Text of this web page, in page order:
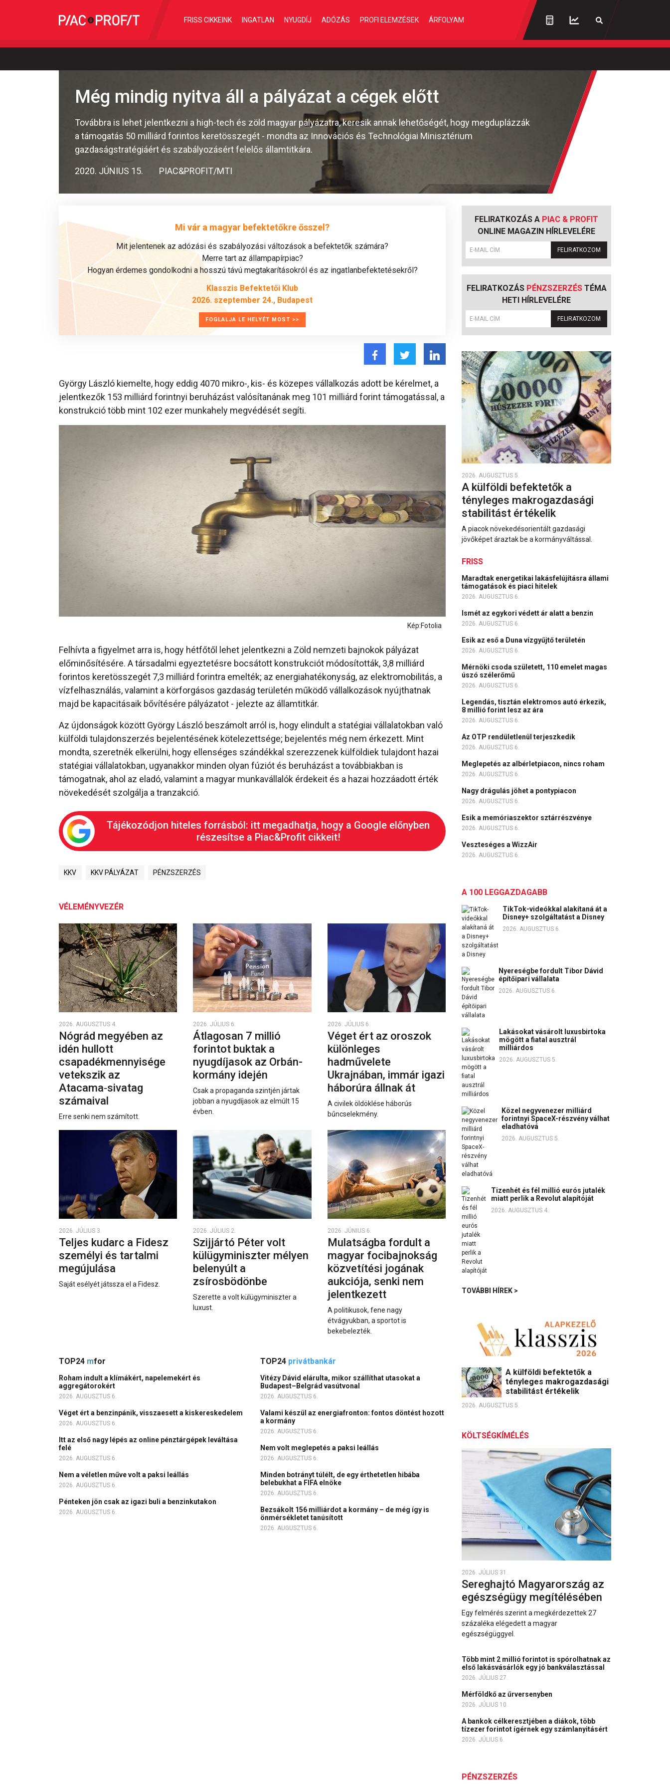
FRISS CIKKEINK INGATLAN NYUGDÍJ ADÓZÁS PROFI ELEMZÉSEK ÁRFOLYAM
Még mindig nyitva áll a pályázat a cégek előtt
Továbbra is lehet jelentkezni a high-tech és zöld magyar pályázatra, keresik annak lehetőségét, hogy megduplázzák
a támogatás 50 milliárd forintos keretösszegét - mondta az Innovációs és Technológiai Minisztérium
gazdaságstratégiáért és szabályozásért felelős államtitkára.
2020. JÚNIUS 15. PIAC&PROFIT/MTI
Mi vár a magyar befektetőkre ősszel?
Mit jelentenek az adózási és szabályozási változások a befektetők számára?
Merre tart az állampapírpiac?
Hogyan érdemes gondolkodni a hosszú távú megtakarításokról és az ingatlanbefektetésekről?
Klasszis Befektetői Klub
2026. szeptember 24., Budapest
FOGLALJA LE HELYÉT MOST >>
György László kiemelte, hogy eddig 4070 mikro-, kis- és közepes vállalkozás adott be kérelmet, a
jelentkezők 153 milliárd forintnyi beruházást valósítanának meg 101 milliárd forint támogatással, a
konstrukció több mint 102 ezer munkahely megvédését segíti.
Kép:Fotolia
Felhívta a figyelmet arra is, hogy hétfőtől lehet jelentkezni a Zöld nemzeti bajnokok pályázat
előminősítésére. A társadalmi egyeztetésre bocsátott konstrukciót módosították, 3,8 milliárd
forintos keretösszegét 7,3 milliárd forintra emelték; az energiahatékonyság, az elektromobilitás, a
vízfelhasználás, valamint a körforgásos gazdaság területén működő vállalkozások nyújthatnak
majd be kapacitásaik bővítésére pályázatot - jelezte az államtitkár.
Az újdonságok között György László beszámolt arról is, hogy elindult a statégiai vállalatokban való
külföldi tulajdonszerzés bejelentésének kötelezettsége; bejelentés még nem érkezett. Mint
mondta, szeretnék elkerülni, hogy ellenséges szándékkal szerezzenek külföldiek tulajdont hazai
statégiai vállalatokban, ugyanakkor minden olyan fúziót és beruházást a továbbiakban is
támogatnak, ahol az eladó, valamint a magyar munkavállalók érdekeit és a hazai hozzáadott érték
növekedését szolgálja a tranzakció.
Tájékozódjon hiteles forrásból: itt megadhatja, hogy a Google előnyben
részesítse a Piac&Profit cikkeit!
KKV KKV PÁLYÁZAT PÉNZSZERZÉS
VÉLEMÉNYVEZÉR
2026. AUGUSZTUS 4.
Nógrád megyében az
idén hullott
csapadékmennyisége
vetekszik az
Atacama‑sivatag
számaival
Erre senki nem számított.
2026. JÚLIUS 6.
Átlagosan 7 millió
forintot buktak a
nyugdíjasok az Orbán-
kormány idején
Csak a propaganda szintjén jártak
jobban a nyugdíjasok az elmúlt 15
évben.
2026. JÚLIUS 6.
Véget ért az oroszok
különleges
hadművelete
Ukrajnában, immár igazi
háborúra állnak át
A civilek öldöklése háborús
bűncselekmény.
2026. JÚLIUS 3.
Teljes kudarc a Fidesz
személyi és tartalmi
megújulása
Saját esélyét játssza el a Fidesz.
2026. JÚLIUS 2.
Szijjártó Péter volt
külügyminiszter mélyen
belenyúlt a
zsírosbödönbe
Szerette a volt külügyminiszter a
luxust.
2026. JÚNIUS 6.
Mulatságba fordult a
magyar focibajnokság
közvetítési jogának
aukciója, senki nem
jelentkezett
A politikusok, fene nagy
étvágyukban, a sportot is
bekebelezték.
TOP24 mfor
Roham indult a klímákért, napelemekért és
aggregátorokért
2026. AUGUSZTUS 6.
Véget ért a benzinpánik, visszaesett a kiskereskedelem
2026. AUGUSZTUS 6.
Itt az első nagy lépés az online pénztárgépek leváltása
felé
2026. AUGUSZTUS 6.
Nem a véletlen műve volt a paksi leállás
2026. AUGUSZTUS 6.
Pénteken jön csak az igazi buli a benzinkutakon
2026. AUGUSZTUS 6.
TOP24 privátbankár
Vitézy Dávid elárulta, mikor szállíthat utasokat a
Budapest–Belgrád vasútvonal
2026. AUGUSZTUS 6.
Valami készül az energiafronton: fontos döntést hozott
a kormány
2026. AUGUSZTUS 6.
Nem volt meglepetés a paksi leállás
2026. AUGUSZTUS 6.
Minden botrányt túlélt, de egy érthetetlen hibába
belebukhat a FIFA elnöke
2026. AUGUSZTUS 6.
Bezsákolt 156 milliárdot a kormány – de még így is
önmérsékletet tanúsított
2026. AUGUSZTUS 6.
FELIRATKOZÁS A PIAC & PROFIT
ONLINE MAGAZIN HÍRLEVELÉRE
FELIRATKOZOM
FELIRATKOZÁS PÉNZSZERZÉSTÉMA
HETI HÍRLEVELÉRE
FELIRATKOZOM
2026. AUGUSZTUS 5.
A külföldi befektetők a
tényleges makrogazdasági
stabilitást értékelik
A piacok növekedésorientált gazdasági
jövőképet áraztak be a kormányváltással.
FRISS
Maradtak energetikai lakásfelújításra állami
támogatások és piaci hitelek
2026. AUGUSZTUS 6.
Ismét az egykori védett ár alatt a benzin
2026. AUGUSZTUS 6.
Esik az eső a Duna vízgyűjtő területén
2026. AUGUSZTUS 6.
Mérnöki csoda született, 110 emelet magas
úszó szélerőmű
2026. AUGUSZTUS 6.
Legendás, tisztán elektromos autó érkezik,
8 millió forint lesz az ára
2026. AUGUSZTUS 6.
Az OTP rendületlenül terjeszkedik
2026. AUGUSZTUS 6.
Meglepetés az albérletpiacon, nincs roham
2026. AUGUSZTUS 6.
Nagy drágulás jöhet a pontypiacon
2026. AUGUSZTUS 6.
Esik a memóriaszektor sztárrészvénye
2026. AUGUSZTUS 6.
Veszteséges a WizzAir
2026. AUGUSZTUS 6.
A 100 LEGGAZDAGABB
TikTok-videókkal alakítaná át a
Disney+ szolgáltatást a Disney
2026. AUGUSZTUS 6.
Nyereségbe fordult Tibor Dávid
építőipari vállalata
2026. AUGUSZTUS 6.
Lakásokat vásárolt luxusbirtoka
mögött a fiatal ausztrál
milliárdos
2026. AUGUSZTUS 5.
Közel negyvenezer milliárd
forintnyi SpaceX-részvény válhat
eladhatóvá
2026. AUGUSZTUS 5.
Tizenhét és fél millió eurós jutalék
miatt perlik a Revolut alapítóját
2026. AUGUSZTUS 4.
TOVÁBBI HÍREK >
A külföldi befektetők a
tényleges makrogazdasági
stabilitást értékelik
2026. AUGUSZTUS 5.
KÖLTSÉGKÍMÉLÉS
2026. JÚLIUS 31.
Sereghajtó Magyarország az
egészségügy megítélésében
Egy felmérés szerint a megkérdezettek 27
százaléka elégedett a magyar
egészségüggyel.
Több mint 2 millió forintot is spórolhatnak az
első lakásvásárlók egy jó bankválasztással
2026. JÚLIUS 27.
Mérföldkő az űrversenyben
2026. JÚLIUS 10.
A bankok célkeresztjében a diákok, több
tízezer forintot ígérnek egy számlanyitásért
2026. JÚLIUS 6.
PÉNZSZERZÉS